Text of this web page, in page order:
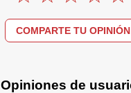
COMPARTE TU OPINIÓN
Opiniones de